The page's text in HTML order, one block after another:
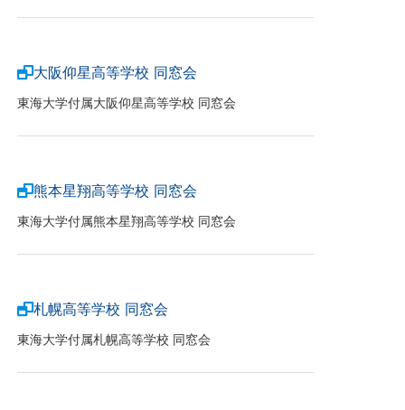
大阪仰星高等学校 同窓会
東海大学付属大阪仰星高等学校 同窓会
熊本星翔高等学校 同窓会
東海大学付属熊本星翔高等学校 同窓会
札幌高等学校 同窓会
東海大学付属札幌高等学校 同窓会